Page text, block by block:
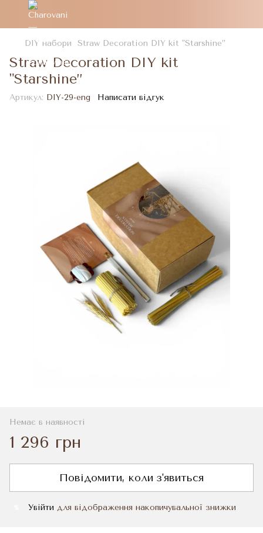
DIY набори Straw Decoration DIY kit "Starshine”
Straw Decoration DIY kit
"Starshine”
Артикул: DIY-29-eng Написати відгук
Немає в наявності
1 296 грн
Повідомити, коли з'явиться
Увійти для відображення накопичувальної знижки